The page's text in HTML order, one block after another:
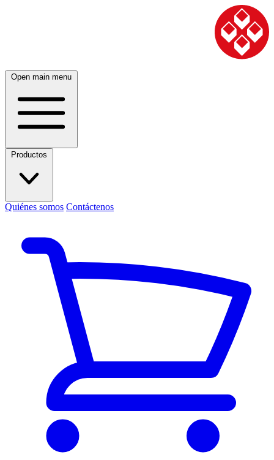
Open main menu
Productos
Quiénes somos Contáctenos